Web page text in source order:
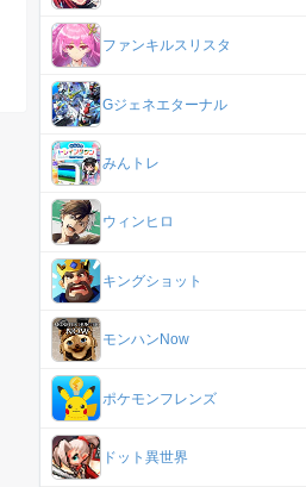
ファンキルスリスタ
Gジェネエターナル
みんトレ
ウィンヒロ
キングショット
モンハンNow
ポケモンフレンズ
ドット異世界